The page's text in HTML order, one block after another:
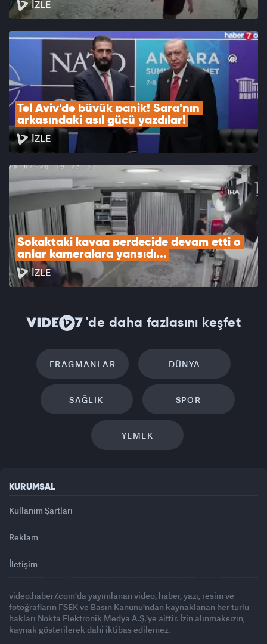
İZLE
Tel Aviv'de büyük panik! Şara'nın
arkasındaki asıl gücü yazdılar!
İZLE
Sokaktaki kavga perdecide devam etti o
anlar kameralara yansıdı...
İZLE
'de daha fazlasını keşfet
FRAGMANLAR DÜNYA
SAĞLIK SPOR
YEMEK
KURUMSAL
Kullanım Şartları
Reklam
İletişim
video.haber7.com'da yayımlanan video, haber, yazı, resim ve
fotoğrafların FSEK ve Basın Kanunu'ndan kaynaklanan her türlü
hakları Nokta Elektronik Medya A.Ş.'ye aittir. İzin alınmaksızın,
kaynak gösterilerek dahi iktibas edilemez.